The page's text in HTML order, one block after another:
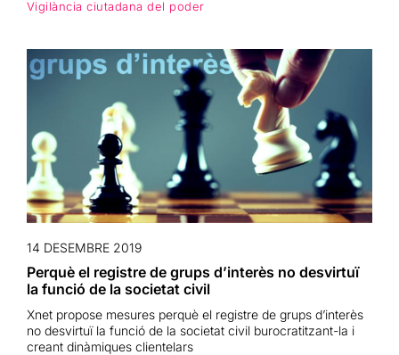
Vigilància ciutadana del poder
14 DESEMBRE 2019
Perquè el registre de grups d’interès no desvirtuï
la funció de la societat civil
Xnet propose mesures perquè el registre de grups d’interès
no desvirtuï la funció de la societat civil burocratitzant-la i
creant dinàmiques clientelars